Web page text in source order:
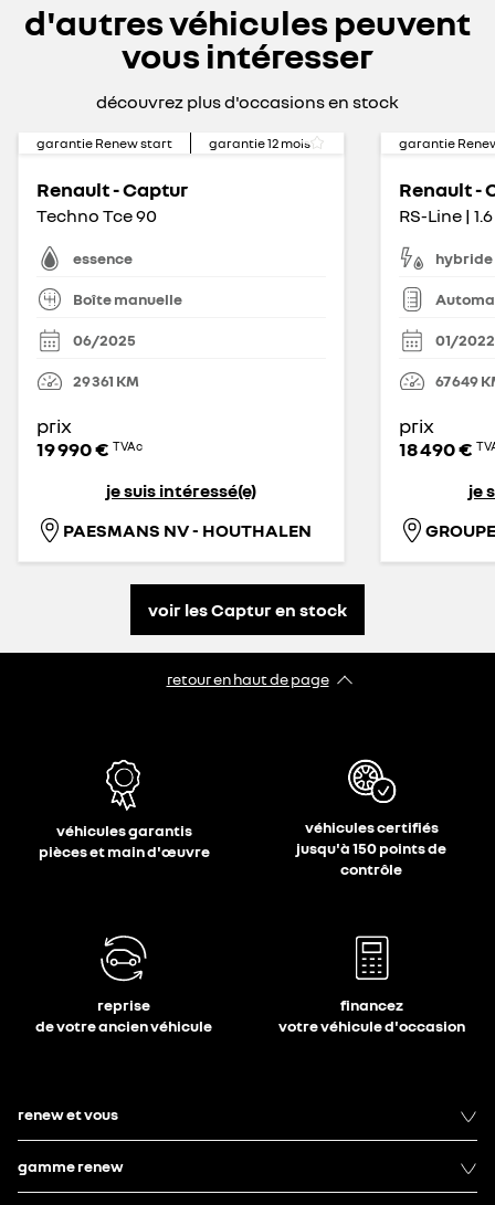
d'autres véhicules peuvent
vous intéresser
découvrez plus d'occasions en stock
garantie Renew start garantie12 mois
Renault - Captur
Techno Tce 90
essence
Boîte manuelle
06/2025
29 361 KM
prix
19 990 € TVAc
je suis intéressé(e)
PAESMANS NV - HOUTHALEN
garantie
Renault -
hybride
01/2022
67 649
prix
18 490 €
je
voir les Captur en stock
retour en haut de page​
véhicules garantis
pièces et main d'œuvre
véhicules certifiés
jusqu'à 150 points de
contrôle
reprise
de votre ancien véhicule
financez
votre véhicule d'occasion
renew et vous
gamme renew